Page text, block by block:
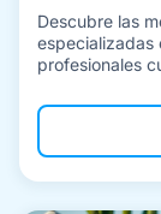
Descubre las
especializadas
profesionales